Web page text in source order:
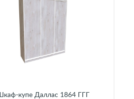
купе Даллас 1864 ГГГ